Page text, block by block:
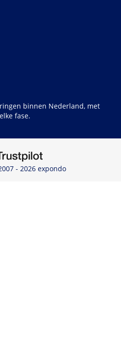
binnen Nederland, met
fase.
- 2026 expondo